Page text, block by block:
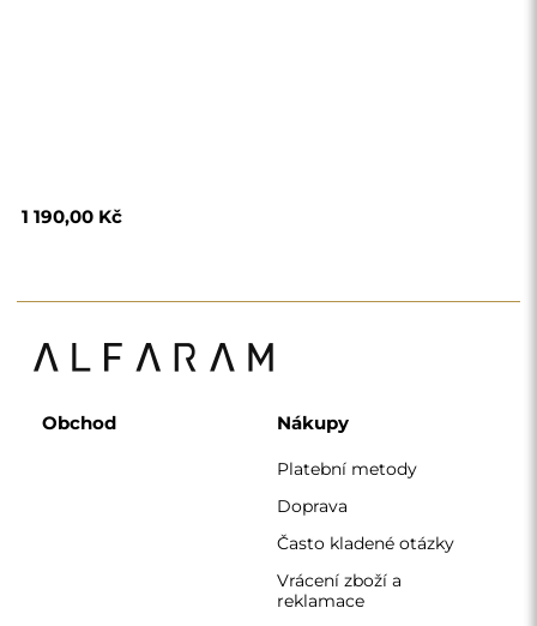
1 190,00 Kč
Obchod Nákupy
Platební metody
Doprava
Často kladené otázky
Vrácení zboží a
reklamace